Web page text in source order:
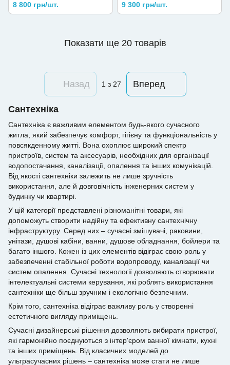
8 800 грн/шт. 9 300 грн/шт.
Показати ще 20 товарів
Назад 1з 27 Вперед
Сантехніка
Сантехніка є важливим елементом будь-якого сучасного
житла, який забезпечує комфорт, гігієну та функціональність у
повсякденному житті. Вона охоплює широкий спектр
пристроїв, систем та аксесуарів, необхідних для організації
водопостачання, каналізації, опалення та інших комунікацій.
Від якості сантехніки залежить не лише зручність
використання, але й довговічність інженерних систем у
будинку чи квартирі.
У цій категорії представлені різноманітні товари, які
допоможуть створити надійну та ефективну сантехнічну
інфраструктуру. Серед них – сучасні змішувачі, раковини,
унітази, душові кабіни, ванни, душове обладнання, бойлери та
багато іншого. Кожен із цих елементів відіграє свою роль у
забезпеченні стабільної роботи водопроводу, каналізації чи
систем опалення. Сучасні технології дозволяють створювати
інтелектуальні системи керування, які роблять використання
сантехніки ще більш зручним і екологічно безпечним.
Крім того, сантехніка відіграє важливу роль у створенні
естетичного вигляду приміщень.
Сучасні дизайнерські рішення дозволяють вибирати пристрої,
які гармонійно поєднуються з інтер'єром ванної кімнати, кухні
та інших приміщень. Від класичних моделей до
ультрасучасних рішень – сантехніка може стати не лише